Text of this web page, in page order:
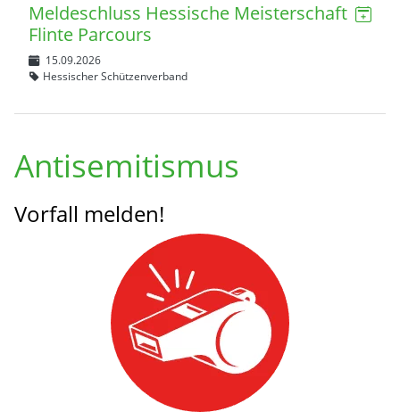
Meldeschluss Hessische Meisterschaft
Flinte Parcours
15.09.2026
Hessischer Schützenverband
Antisemitismus
Vorfall melden!